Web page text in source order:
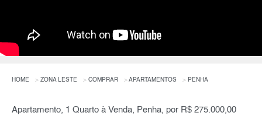
HOME ZONA LESTE COMPRAR APARTAMENTOS PENHA
Apartamento, 1 Quarto à Venda, Penha, por R$ 275.000,00